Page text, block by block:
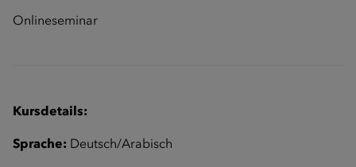
Onlineseminar
Kursdetails:
Sprache: Deutsch/Arabisch